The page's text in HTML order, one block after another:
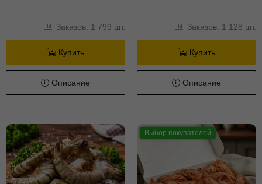
Заказов: 1 799 шт.
Купить
Описание
Заказов: 1 128 шт.
Купить
Описание
Выбор покупателей